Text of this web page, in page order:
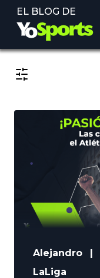
EL BLOG DE
Alejandro |
LaLiga